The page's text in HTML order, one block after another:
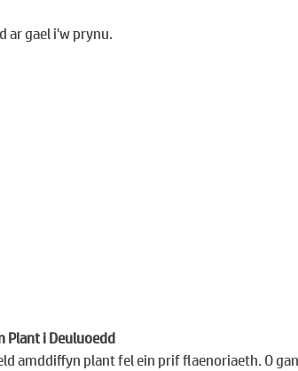
ar gael i'w prynu.
Plant i Deuluoedd
amddiffyn plant fel ein prif flaenoriaeth. O